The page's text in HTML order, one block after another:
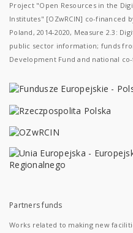
Project "Open Resources in the
Institutes" [OZwRCIN] co-financed
Poland, 2014-2020, Measure 2.3:
public sector information; funds
Development Fund and national
Partners funds
Works related to making new